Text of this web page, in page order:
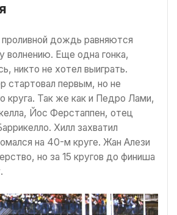
проливной дождь равняются
волнению. Еще одна гонка,
никто не хотел выиграть.
стартовал первым, но не
круга. Так же как и Педро Лами,
Йос Ферстаппен, отец
Хилл захватил
на 40-м круге. Жан Алези
но за 15 кругов до финиша